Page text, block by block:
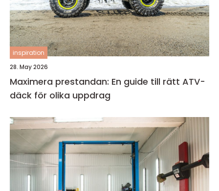
inspiration
28. May 2026
Maximera prestandan: En guide till rätt ATV-
däck för olika uppdrag